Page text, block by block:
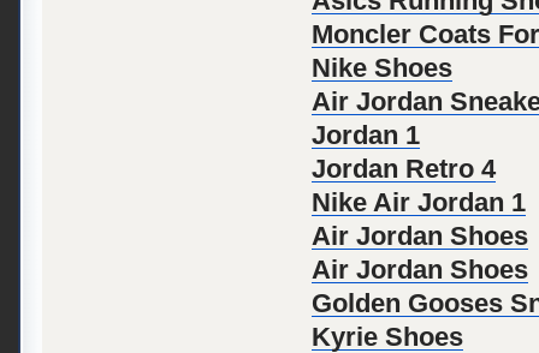
Moncler Coats
Nike Shoes
Air Jordan
Jordan 1
Jordan Retro 4
Nike Air Jordan 1
Air Jordan Shoes
Air Jordan Shoes
Golden Gooses
Kyrie Shoes